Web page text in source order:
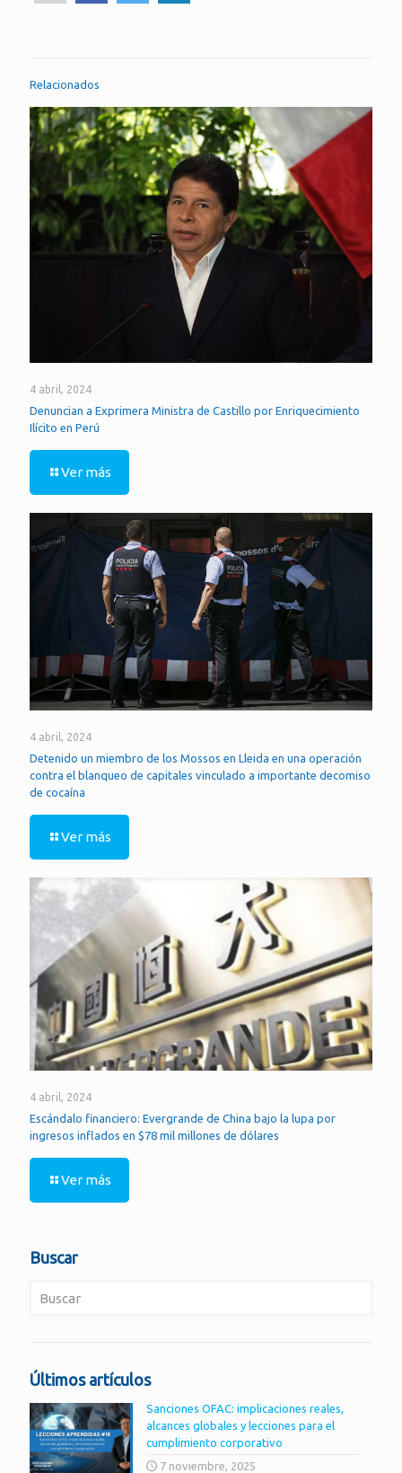
Relacionados
4 abril, 2024
Denuncian a Exprimera Ministra de Castillo por Enriquecimiento
Ilícito en Perú
Ver más
4 abril, 2024
Detenido un miembro de los Mossos en Lleida en una operación
contra el blanqueo de capitales vinculado a importante decomiso
de cocaína
Ver más
4 abril, 2024
Escándalo financiero: Evergrande de China bajo la lupa por
ingresos inflados en $78 mil millones de dólares
Ver más
Buscar
Últimos artículos
Sanciones OFAC: implicaciones reales,
alcances globales y lecciones para el
cumplimiento corporativo
7 noviembre, 2025